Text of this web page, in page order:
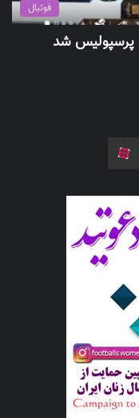
فوتبال
پرسپولیس شد